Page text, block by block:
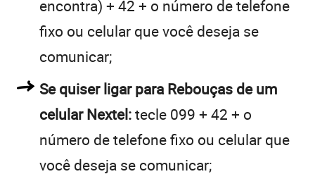
encontra) + 42 + o número de telefone
fixo ou celular que você deseja se
comunicar;
Se quiser ligar para Rebouças de um
celular Nextel:tecle 099 + 42 + o
número de telefone fixo ou celular que
você deseja se comunicar;